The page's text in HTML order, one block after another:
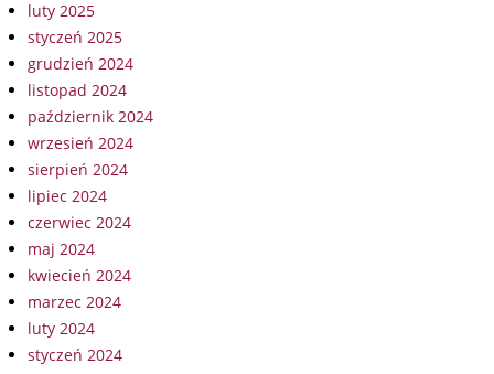
luty 2025
styczeń 2025
grudzień 2024
listopad 2024
październik 2024
wrzesień 2024
sierpień 2024
lipiec 2024
czerwiec 2024
maj 2024
kwiecień 2024
marzec 2024
luty 2024
styczeń 2024